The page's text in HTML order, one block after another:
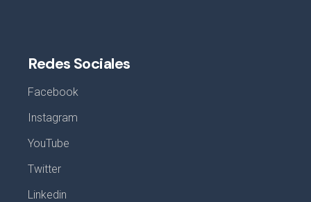
Redes Sociales
Facebook
Instagram
YouTube
Twitter
Linkedin